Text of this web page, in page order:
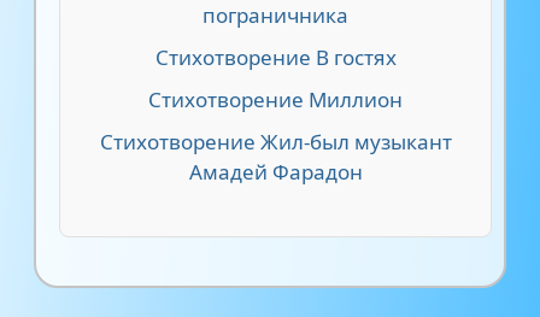
пограничника
Стихотворение В гостях
Стихотворение Миллион
Стихотворение Жил-был музыкант
Амадей Фарадон